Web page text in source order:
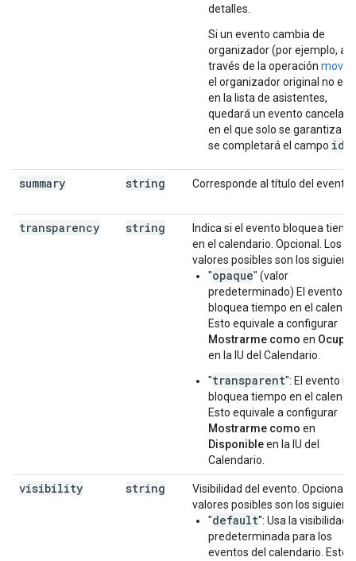
detalles.
Si un evento cambia de
organizador (por ejemplo, a
través de la operación move
el organizador original no
en la lista de asistentes,
quedará un evento cancelado
en el que solo se garantiza
se completará el campo id
summary string Corresponde al título del evento.
transparency string
Indica si el evento bloquea
en el calendario. Opcional. Los
valores posibles son los
"opaque" (valor
predeterminado) El evento
bloquea tiempo en el
Esto equivale a configurar
Mostrarme como en
en la IU del Calendario.
"transparent": El evento no
bloquea tiempo en el
Esto equivale a configurar
Mostrarme como en
Disponibleen la IU del
Calendario.
visibility string
Visibilidad del evento. Opcional.
valores posibles son los
"default": Usa la visibilidad
predeterminada para los
eventos del calendario. Este